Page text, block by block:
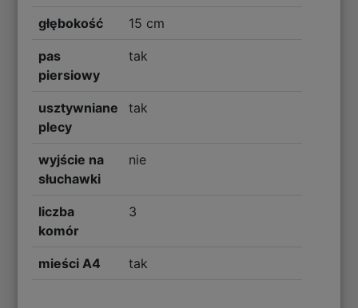
głębokość 15 cm
pas
piersiowy
tak
usztywniane
plecy
tak
wyjście na
słuchawki
nie
liczba
komór
3
mieści A4 tak